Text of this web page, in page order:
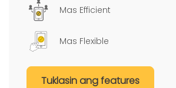
Mas Efficient
Mas Flexible
Tuklasin ang features